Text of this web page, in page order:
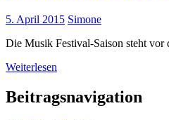
5. April 2015 Simone
Die Musik Festival-Saison steht
Weiterlesen
Beitragsnavigation